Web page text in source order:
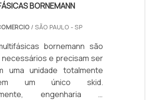
BORNEMANN
/ SÃO PAULO - SP
bornemann são
e precisam ser
uma unidade totalmente
um único skid.
engenharia e